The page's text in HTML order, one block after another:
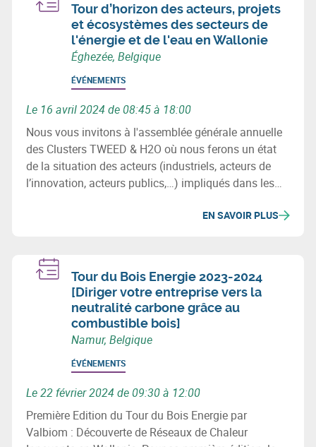
Tour d’horizon des acteurs, projets
et écosystèmes des secteurs de
l'énergie et de l'eau en Wallonie
Éghezée, Belgique
ÉVÉNEMENTS
Le 16 avril 2024 de 08:45 à 18:00
Nous vous invitons à l'assemblée générale annuelle
des Clusters TWEED & H2O où nous ferons un état
de la situation des acteurs (industriels, acteurs de
l’innovation, acteurs publics,…) impliqués dans les
projets (investissement & innovation) majeurs de ces
EN SAVOIR PLUS
Tour du Bois Energie 2023-2024
[Diriger votre entreprise vers la
neutralité carbone grâce au
combustible bois]
Namur, Belgique
ÉVÉNEMENTS
Le 22 février 2024 de 09:30 à 12:00
Première Edition du Tour du Bois Energie par
Valbiom : Découverte de Réseaux de Chaleur